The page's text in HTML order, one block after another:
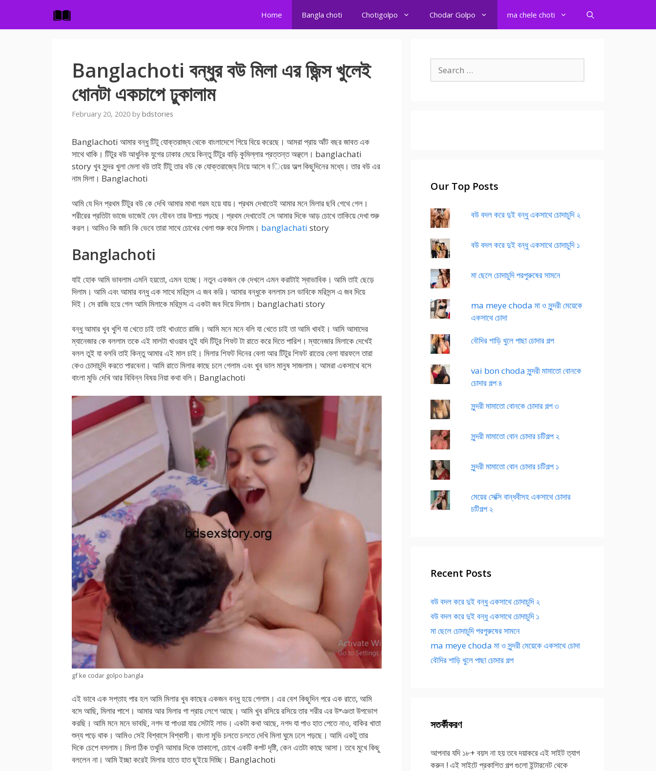
content
Home Bangla choti Chotigolpo Chodar Golpo ma chele choti
Banglachoti বন্ধুর বউ মিলা এর জিন্স খুলেই
ধোনটা একচাপে ঢুকালাম
February 20, 2020 by bdstories
Banglachoti আমার বন্ধু টিটু যোক্তরাজ্য থেকে বাংলাদেশে গিয়ে বিয়ে করেছে। আমরা প্রায় আঁট বছর জাবত এক
সাথে থাকি। টিটুর বউ আধুনিক যুগের ঢাকার মেয়ে কিন্তু টিটুর বাড়ি কুমিল্লার প্রত্তন্ত অঞ্ছলে। banglachati
story খুব সুন্দর খুলা মেলা বউ তাই টিটু তার বউ কে যোক্তরাজ্যে নিয়ে আসে ব িয়ের অল্প কিছুদিনের মধ্যে। তার বউ এর
নাম মিলা। Banglachoti
আমি যে দিন প্রথম টিটুর বউ কে দেখি আমার মাথা গরম হয়ে যায়। প্রথম দেখাতেই আমার মনে মিলার ছবি গেথে গেল।
শরীরের প্রতিটা ভাজে ভাজেই যেন যৌবন তার উপচে পড়ছে। প্রথম দেখাতেই সে আমার দিকে আড় চোখে তাকিয়ে দেখা শুরু
করল। আমিও কি জানি কি ভেবে তারা সাথে চোখের খেলা শুরু করে দিলাম। banglachati story
Banglachoti
যাই হোক আমি ভাবলাম এমনি হয়তো, এমন হচ্ছে। নতুন একজন কে দেখলে এমন করাটাই স্বাভাবিক। আমি তাই ছেড়ে
দিলাম। আমি এবং আমার বন্ধু এক সাথে মরিসন্স এ জব করি। আমার বন্ধুকে বললাম চল ভাবিকে মরিসন্স এ জব দিয়ে
দিই। সে রাজি হয়ে গেল আমি মিলাকে মরিসন্স এ একটা জব দিয়ে দিলাম। banglachati story
বন্ধু আমার খুব খুশি যা খেতে চাই তাই খাওাতে রাজি। আমি মনে মনে বলি যা খেতে চাই তা আমি খাবই। আমি আমাদের
ম্যানেজার কে বললাম তকে এই মালটা খাওয়াব তুই যদি টিটুর শিফট টা রাতে করে দিতে পারিশ। ম্যানেজার মিলাকে দেখেই
বলল তুই যা বলবি তাই কিন্তু আমার এই মাল চাই। মিলার শিফট দিনের বেলা আর টিটুর শিফট রাতের বেলা যারফলে তারা
কেও চোদাচুদি করতে পারবেনা। আমি রাতে মিলার কাছে চলে গেলাম এবং খুব ভাল মানুষ সাজলাম। আমরা একসাথে বসে
বাংলা মুভি দেখি আর বিবিন্ন বিষয় নিয়া কথা বলি। Banglachoti
gf ke codar golpo bangla
এই ভাবে এক সপ্তাহ পার হল আমি মিলার খুব কাছের একজন বন্ধু হয়ে গেলাম। এর বেশ কিছুদিন পরে এক রাতে, আমি
বসে আছি, মিলার পাশে। আমার আর মিলার গা প্রায় লেগে আছে। আমি খুব রসিয়ে রসিয়ে তার শরীর এর উষ্ঞতা উপভোগ
করছি। আমি মনে মনে ভাবছি, নগদ যা পাওয়া যায় সেটাই লাভ। একটা কথা আছে, নগদ যা পাও হাত পেতে নাও, বাকির খাতা
শুন্য পড়ে থাক। আমিও সেই বিশ্বাসে বিশ্বাসী। বাংলা মুভি চলতে চলতে দেখি মিলা ঘুমে ঢলে পড়ছে। আমি একটু তার
দিকে চেপে বসলাম। মিলা ঠিক তখুনি আমার দিকে তাকালো, চোখে একটি কপট দৃষ্টি, কেন এতটা কাছে আসা। তবে মুখে কিছু
বললেন না। আমি ইচ্ছা করেই মিলার হাতে হাত ছুইয়ে দিচ্ছি। Banglachoti
for:
Our Top Posts
বউ বদল করে দুই বন্ধু একসাথে চোদাচুদি ২
বউ বদল করে দুই বন্ধু একসাথে চোদাচুদি ১
মা ছেলে চোদাচুদি পরপুরুষের সামনে
ma meye choda মা ও সুন্দরী মেয়েকে
একসাথে চোদা
বৌদির শাড়ি খুলে পাছা চোদার গল্প
vai bon choda সুন্দরী মামাতো বোনকে
চোদার গল্প ৪
সুন্দরী মামাতো বোনকে চোদার গল্প ৩
সুন্দরী মামাতো বোন চোদার চটিগল্প ২
সুন্দরী মামাতো বোন চোদার চটিগল্প ১
মেয়ের সেক্সি বান্ধবীসহ একসাথে চোদার
চটিগল্প ২
Recent Posts
বউ বদল করে দুই বন্ধু একসাথে চোদাচুদি ২
বউ বদল করে দুই বন্ধু একসাথে চোদাচুদি ১
মা ছেলে চোদাচুদি পরপুরুষের সামনে
ma meye choda মা ও সুন্দরী মেয়েকে একসাথে চোদা
বৌদির শাড়ি খুলে পাছা চোদার গল্প
সতর্কীকরণ
আপনার যদি ১৮+ বয়স না হয় তবে দয়াকরে এই সাইট ত্যাগ
করুন ! এই সাইটে প্রকাশিত গল্প গুলো ইন্টারনেট থেকে